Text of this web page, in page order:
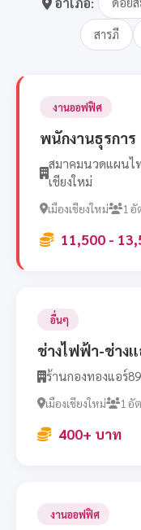
สารภี
งานออฟฟิศ
พนักงานธุรการ
สมาคมนวดแผนไ
เชียงใหม่
เมืองเชียงใหม่ 1 อั
11,500 -
อื่นๆ
ช่างไฟฟ้า-ช่าง
ร้านกองทองแอร์89
เมืองเชียงใหม่ 1 อั
400+ บาท
งานออฟฟิศ